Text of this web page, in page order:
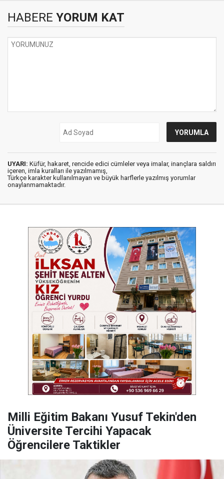
HABERE YORUM KAT
UYARI: Küfür, hakaret, rencide edici cümleler veya imalar, inançlara saldırı
içeren, imla kuralları ile yazılmamış,
Türkçe karakter kullanılmayan ve büyük harflerle yazılmış yorumlar
onaylanmamaktadır.
Milli Eğitim Bakanı Yusuf Tekin'den
Üniversite Tercihi Yapacak
Öğrencilere Taktikler